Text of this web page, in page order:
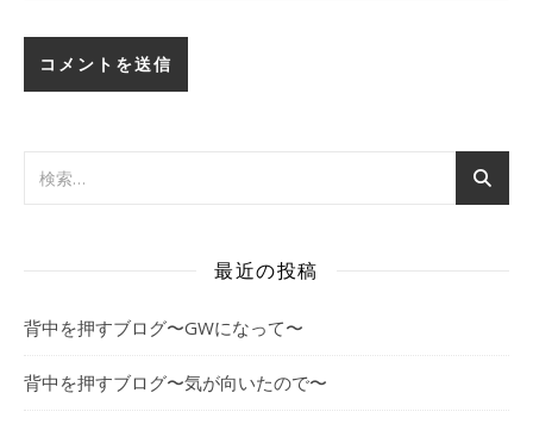
最近の投稿
背中を押すブログ〜GWになって〜
背中を押すブログ〜気が向いたので〜